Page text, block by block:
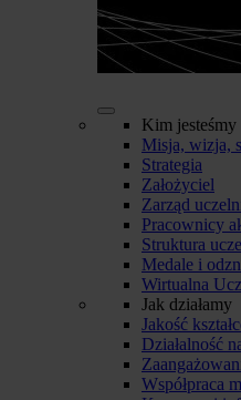
Kim jesteśmy
Misja, wizja,
Strategia
Założyciel
Zarząd
Pracownicy
Struktura
Medale i
Wirtualna
Jak działamy
Jakość
Działalność
Współpraca